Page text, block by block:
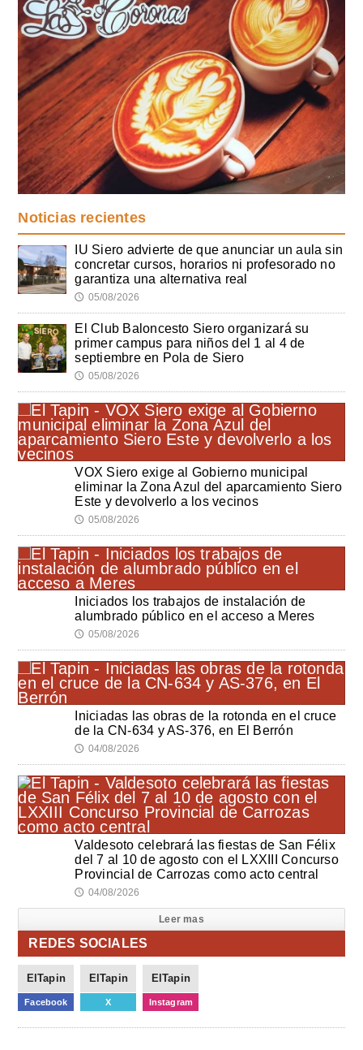
Noticias recientes
IU Siero advierte de que anunciar un aula sin
concretar cursos, horarios ni profesorado no
garantiza una alternativa real
🕔 05/08/2026
El Club Baloncesto Siero organizará su
primer campus para niños del 1 al 4 de
septiembre en Pola de Siero
🕔 05/08/2026
VOX Siero exige al Gobierno municipal
eliminar la Zona Azul del aparcamiento Siero
Este y devolverlo a los vecinos
🕔 05/08/2026
Iniciados los trabajos de instalación de
alumbrado público en el acceso a Meres
🕔 05/08/2026
Iniciadas las obras de la rotonda en el cruce
de la CN-634 y AS-376, en El Berrón
🕔 04/08/2026
Valdesoto celebrará las fiestas de San Félix
del 7 al 10 de agosto con el LXXIII Concurso
Provincial de Carrozas como acto central
🕔 04/08/2026
Leer mas
REDES SOCIALES
ElTapin
Facebook
ElTapin
X
ElTapin
Instagram